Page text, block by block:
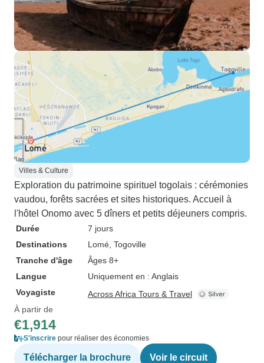
Villes & Culture
Exploration du patrimoine spirituel togolais : cérémonies
vaudou, forêts sacrées et sites historiques. Accueil à
l'hôtel Onomo avec 5 dîners et petits déjeuners compris.
Durée
7 jours
Destinations
Lomé , Togoville
Tranche d'âge
Âges 8+
Langue
Uniquement en : Anglais
Voyagiste
Across Africa Tours & Travel
À partir de
€1,914
S'inscrire pour réaliser des économies
Télécharger la brochure Voir le circuit